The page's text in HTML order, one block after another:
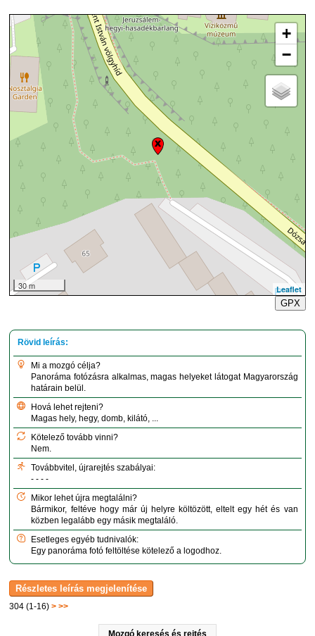
304 (1-16)> >>
Mozgó keresés és rejtés
+
−
30 m
Leaflet
GPX
Mi a mozgó célja?
Panoráma fotózásra alkalmas, magas helyeket látogat Magyarország
határain belül.
Hová lehet rejteni?
Magas hely, hegy, domb, kilátó, ...
Kötelező tovább vinni?
Nem.
Továbbvitel, újrarejtés szabályai:
- - - -
Mikor lehet újra megtalálni?
Bármikor, feltéve hogy már új helyre költözött, eltelt egy hét és van
közben legalább egy másik megtaláló.
Esetleges egyéb tudnivalók:
Egy panoráma fotó feltöltése kötelező a logodhoz.